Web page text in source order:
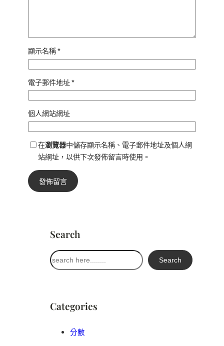
顯示名稱*
電子郵件地址*
個人網站網址
在瀏覽器中儲存顯示名稱、電子郵件地址及個人網
站網址，以供下次發佈留言時使用。
Search
搜
尋
Search
Categories
分數